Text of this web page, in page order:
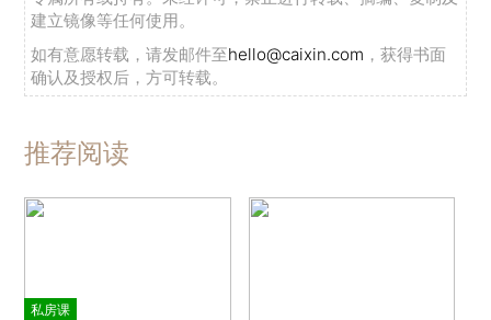
建立镜像等任何使用。
如有意愿转载，请发邮件至hello@caixin.com ，获得书面
确认及授权后，方可转载。
推荐阅读
私房课